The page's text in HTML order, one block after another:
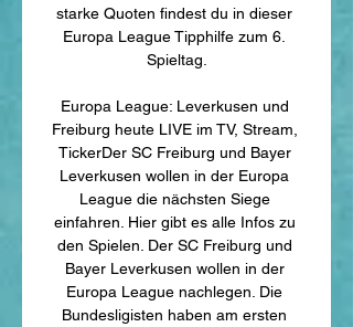
starke Quoten findest du in dieser
Europa League Tipphilfe zum 6.
Spieltag.
Europa League: Leverkusen und
Freiburg heute LIVE im TV, Stream,
TickerDer SC Freiburg und Bayer
Leverkusen wollen in der Europa
League die nächsten Siege
einfahren. Hier gibt es alle Infos zu
den Spielen. Der SC Freiburg und
Bayer Leverkusen wollen in der
Europa League nachlegen. Die
Bundesligisten haben am ersten